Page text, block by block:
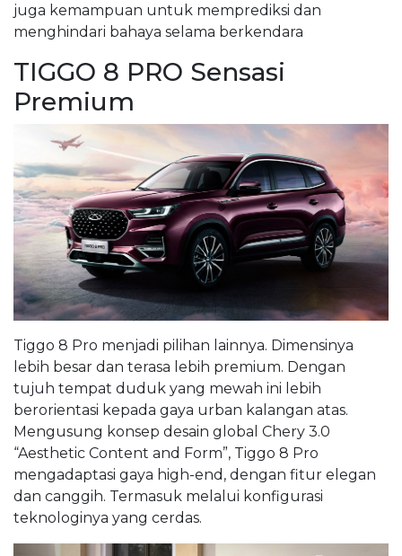
juga kemampuan untuk memprediksi dan
menghindari bahaya selama berkendara
TIGGO 8 PRO Sensasi
Premium
Tiggo 8 Pro menjadi pilihan lainnya. Dimensinya
lebih besar dan terasa lebih premium. Dengan
tujuh tempat duduk yang mewah ini lebih
berorientasi kepada gaya urban kalangan atas.
Mengusung konsep desain global Chery 3.0
“Aesthetic Content and Form”, Tiggo 8 Pro
mengadaptasi gaya high-end, dengan fitur elegan
dan canggih. Termasuk melalui konfigurasi
teknologinya yang cerdas.